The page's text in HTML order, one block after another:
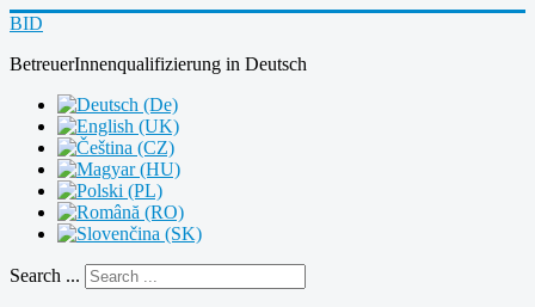
BID
BetreuerInnenqualifizierung in Deutsch
Search ...